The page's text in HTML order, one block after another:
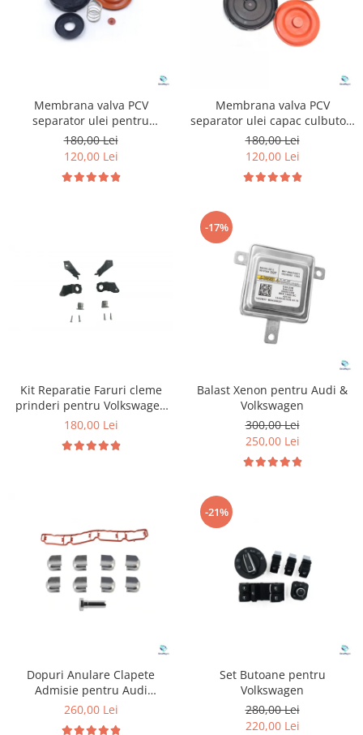
Membrana valva PCV
separator ulei pentru
Volkswagen Audi Seat Skoda
1.8 2.0 TFSI TSI
180,00 Lei
120,00 Lei
Membrana valva PCV
separator ulei capac culbutori
pentru Volkswagen Audi 1.4
2.0 2.5 3.6
180,00 Lei
120,00 Lei
Kit Reparatie Faruri cleme
prinderi pentru Volkswagen
Golf 5
180,00 Lei
-17%
Balast Xenon pentru Audi &
Volkswagen
300,00 Lei
250,00 Lei
Dopuri Anulare Clapete
Admisie pentru Audi
Volkswagen Skoda Seat
260,00 Lei
-21%
Set Butoane pentru
Volkswagen
280,00 Lei
220,00 Lei